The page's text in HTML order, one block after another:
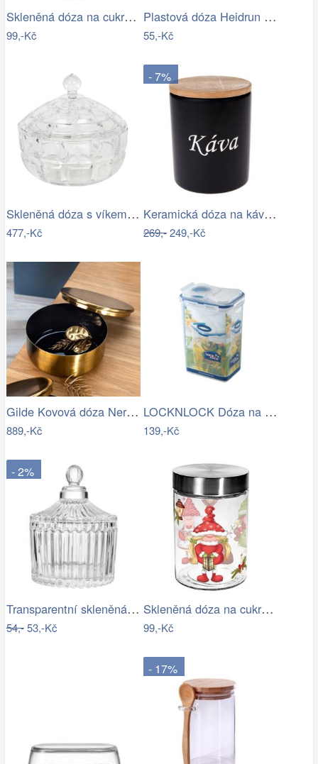
Skleněná dóza na cukroví TORO 1100ml…
99,-Kč
Plastová dóza Heidrun Polar Frost 2,1l
55,-Kč
Skleněná dóza s víkem Wenda - Ø 18*18…
477,-Kč
- 7%
Keramická dóza na kávu, 10 x 13 x 10 cm
269,-249,-Kč
Gilde Kovová dóza Nero, 14 cm
889,-Kč
LOCKNLOCK Dóza na potraviny LOCK 1300ml
139,-Kč
- 2%
Transparentní skleněná dóza s vroubky a…
54,-53,-Kč
Skleněná dóza na cukroví TORO 1100ml…
99,-Kč
- 17%